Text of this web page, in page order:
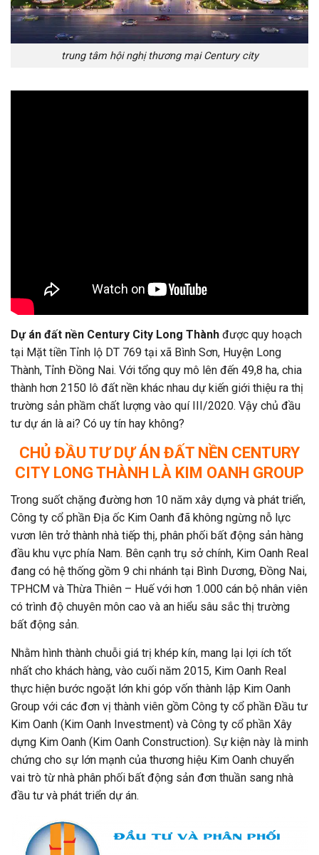
trung tâm hội nghị thương mại Century city
Dự án đất nền Century City Long Thành được quy hoạch
tại Mặt tiền Tỉnh lộ DT 769 tại xã Bình Sơn, Huyện Long
Thành, Tỉnh Đồng Nai. Với tổng quy mô lên đến 49,8 ha, chia
thành hơn 2150 lô đất nền khác nhau dự kiến giới thiệu ra thị
trường sản phầm chất lượng vào quí III/2020. Vậy chủ đầu
tư dự án là ai? Có uy tín hay không?
CHỦ ĐẦU TƯ DỰ ÁN ĐẤT NỀN CENTURY
CITY LONG THÀNH LÀ KIM OANH GROUP
Trong suốt chặng đường hơn 10 năm xây dựng và phát triển,
Công ty cổ phần Địa ốc Kim Oanh đã không ngừng nỗ lực
vươn lên trở thành nhà tiếp thị, phân phối bất động sản hàng
đầu khu vực phía Nam. Bên cạnh trụ sở chính, Kim Oanh Real
đang có hệ thống gồm 9 chi nhánh tại Bình Dương, Đồng Nai,
TPHCM và Thừa Thiên – Huế với hơn 1.000 cán bộ nhân viên
có trình độ chuyên môn cao và an hiểu sâu sắc thị trường
bất động sản.
Nhằm hình thành chuỗi giá trị khép kín, mang lại lợi ích tốt
nhất cho khách hàng, vào cuối năm 2015, Kim Oanh Real
thực hiện bước ngoặt lớn khi góp vốn thành lập Kim Oanh
Group với các đơn vị thành viên gồm Công ty cổ phần Đầu tư
Kim Oanh (Kim Oanh Investment) và Công ty cổ phần Xây
dựng Kim Oanh (Kim Oanh Construction). Sự kiện này là minh
chứng cho sự lớn mạnh của thương hiệu Kim Oanh chuyển
vai trò từ nhà phân phối bất động sản đơn thuần sang nhà
đầu tư và phát triển dự án.